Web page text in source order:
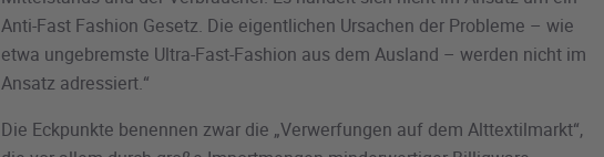
Anti-Fast Fashion Gesetz. Die eigentlichen Ursachen der Probleme – wie
etwa ungebremste Ultra-Fast-Fashion aus dem Ausland – werden nicht im
Ansatz adressiert.“
Die Eckpunkte benennen zwar die „Verwerfungen auf dem Alttextilmarkt“,